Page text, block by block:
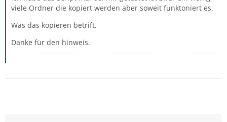
viele Ordner die kopiert werden aber soweit funktoniert es.
Was das kopieren betrift.
Danke für den hinweis.